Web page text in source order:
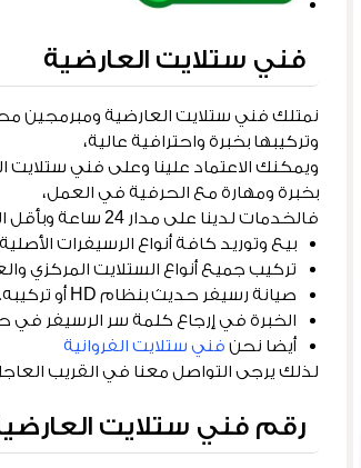
فني ستلايت العارضية
نمتلك فني ستلايت العارضية ومبرمجين
وتركيبها بخبرة واحترافية عالية،
ويمكنك الاعتماد علينا وعلى فني ستلايت
بخبرة ومهارة مع الحرفية في العمل،
فالخدمات لدينا على مدار 24 ساعة وبأقل التكاليف، ويسعدنا أن نقدم لكم خدماتنا التالية:
بيع وتوريد كافة أنواع الرسيفرات
تركيب جميع أنواع الستلايت المركزي
صيانة رسيفر حديث بنظام HD أو تركيبه.
الخبرة في إرجاع كلمة سر الرسيفر في
أيضا نحنفني ستلايت الفروانية
لذلك يرجى التواصل معنا في القريب
رقم فني ستلايت